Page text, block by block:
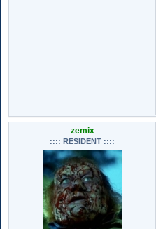
zemix
:::: RESIDENT ::::